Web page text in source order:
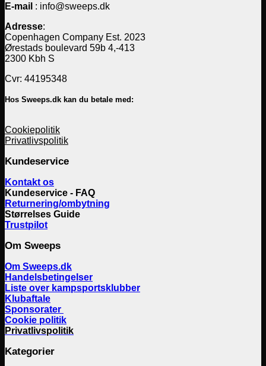
E-mail : info@sweeps.dk
Adresse:
Copenhagen Company Est. 2023
Ørestads boulevard 59b 4,-413
2300 Kbh S
Cvr: 44195348
Hos Sweeps.dk kan du betale med:
Cookiepolitik
Privatlivspolitik
Kundeservice
Kontakt os
Kundeservice - FAQ
Returnering/ombytning
Størrelses Guide
Trustpilot
Om Sweeps
Om Sweeps.dk
Handelsbetingelser
Liste over kampsportsklubber
Klubaftale
Sponsorater
Cookie politik
Privatlivspolitik
Kategorier